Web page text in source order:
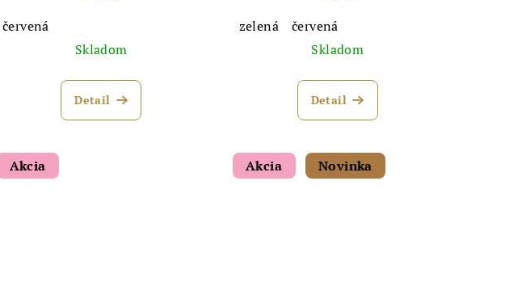
červená
Skladom
Detail
zelená
červená
Skladom
Detail
Akcia Akcia Novinka